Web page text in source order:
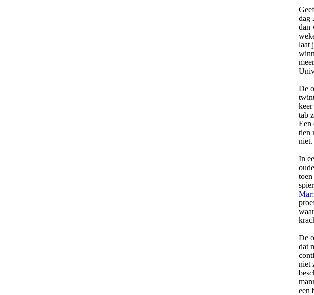
dag
dan
laat
De
keer
tab
Een
tien
niet.
In
toen
De
dat
niet
een